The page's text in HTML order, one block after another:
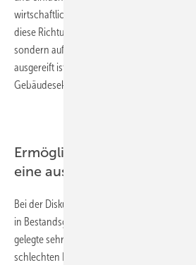
wirtschaftlicher. Die Wärmepumpenbranche
diese Richtung. Anders ausgedrückt: Wir
sondern auf eine Lösung setzen, die schon
ausgereift ist und zu einer Dekarbonisierung
Gebäudesektors entscheidend beiträgt.
Ermöglichen
eine ausreichende
Bei der Diskussion über die
in Bestandsgebäuden ist das
gelegte sehr hohe
schlechten Effizienz der Wärmepumpen